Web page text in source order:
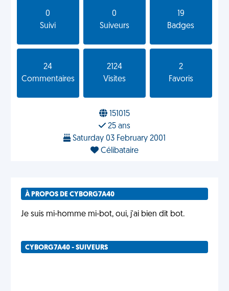
0
Suivi
0
Suiveurs
19
Badges
24
Commentaires
2124
Visites
2
Favoris
151015
25 ans
Saturday 03 February 2001
Célibataire
À PROPOS DE CYBORG7A40
Je suis mi-homme mi-bot, oui, j'ai bien dit bot.
CYBORG7A40 - SUIVEURS